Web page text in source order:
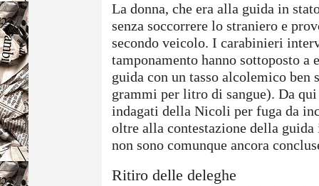
La donna, che era alla guida in
senza soccorrere lo straniero e
secondo veicolo. I carabinieri
tamponamento hanno sottoposto
guida con un tasso alcolemico
grammi per litro di sangue). Da
indagati della Nicoli per fuga da
oltre alla contestazione della
non sono comunque ancora
Ritiro delle deleghe